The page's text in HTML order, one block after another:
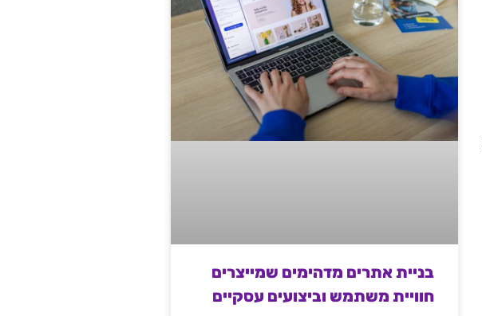
בניית אתרים מדהימים שמייצרים
חוויית משתמש וביצועים עסקיים